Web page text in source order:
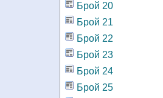
Брой 20
Брой 21
Брой 22
Брой 23
Брой 24
Брой 25